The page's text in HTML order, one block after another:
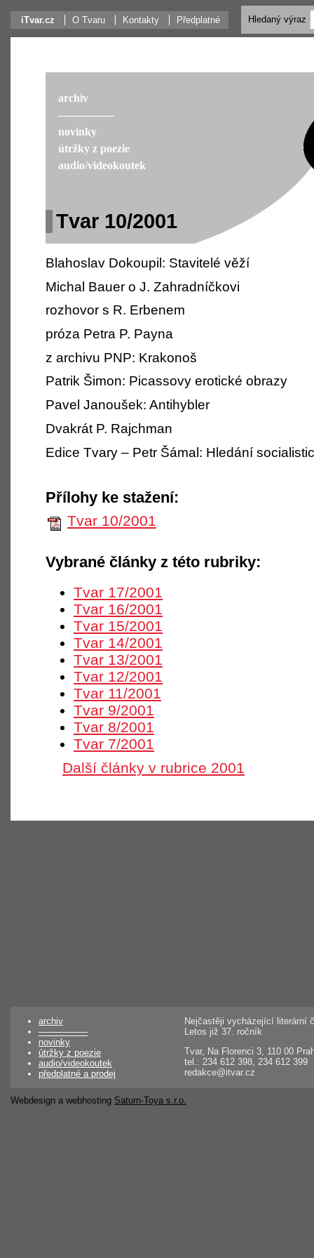
iTvar.cz O Tvaru Kontakty Předplatné
Tvar 10/2001
Blahoslav Dokoupil: Stavitelé věží
Michal Bauer o J. Zahradníčkovi
rozhovor s R. Erbenem
próza Petra P. Payna
z archivu PNP: Krakonoš
Patrik Šimon: Picassovy erotické obrazy
Pavel Janoušek: Antihybler
Dvakrát P. Rajchman
Edice Tvary – Petr Šámal: Hledání
Přílohy ke stažení:
Tvar 10/2001
Vybrané články z této rubriky:
Tvar 17/2001
Tvar 16/2001
Tvar 15/2001
Tvar 14/2001
Tvar 13/2001
Tvar 12/2001
Tvar 11/2001
Tvar 9/2001
Tvar 8/2001
Tvar 7/2001
Další články v rubrice 2001
archiv
––––––––––
novinky
útržky z poezie
audio/videokoutek
předplatné a prodej
Nejčastěji vycházející literární
Letos již 37. ročník
Tvar, Na Florenci 3, 110 00
tel.: 234 612 398, 234 612 399
redakce@itvar.cz
Webdesign a webhosting Saturn-Toya s.r.o.
archiv
––––––––––
novinky
útržky z poezie
audio/videokoutek
Hledaný výraz